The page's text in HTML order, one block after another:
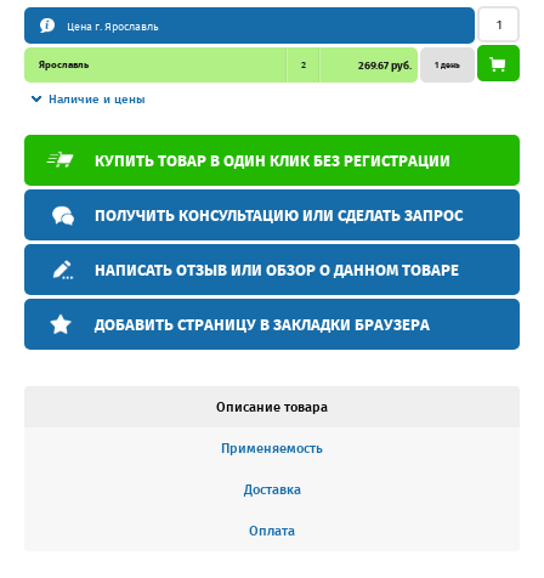
Цена г. Ярославль
Ярославль 2 269.67 руб.
Наличие и цены
1 день
КУПИТЬ ТОВАР В ОДИН КЛИК БЕЗ РЕГИСТРАЦИИ
ПОЛУЧИТЬ КОНСУЛЬТАЦИЮ ИЛИ СДЕЛАТЬ ЗАПРОС
НАПИСАТЬ ОТЗЫВ ИЛИ ОБЗОР О ДАННОМ ТОВАРЕ
ДОБАВИТЬ СТРАНИЦУ В ЗАКЛАДКИ БРАУЗЕРА
Описание товара
Применяемость
Доставка
Оплата